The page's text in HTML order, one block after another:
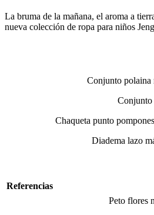
La bruma de la mañana, el aroma a
nueva colección de ropa para niños
Referencias
Conjunto
Conjunto
Chaqueta punto
Diadema lazo
Peto flores